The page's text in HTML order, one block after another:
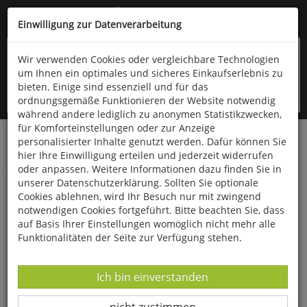
Kompletten Head der Seite überspringen
oder (06766) 9323-960
Startseite Bücher Downloads
Zeitschriften
Der Falke
Mediterranes Flair in der Schweiz
Einwilligung zur Datenverarbeitung
Wir verwenden Cookies oder vergleichbare Technologien
um Ihnen ein optimales und sicheres Einkaufserlebnis zu
bieten. Einige sind essenziell und für das
ordnungsgemäße Funktionieren der Website notwendig
während andere lediglich zu anonymen Statistikzwecken,
für Komforteinstellungen oder zur Anzeige
personalisierter Inhalte genutzt werden. Dafür können Sie
hier Ihre Einwilligung erteilen und jederzeit widerrufen
oder anpassen. Weitere Informationen dazu finden Sie in
unserer Datenschutzerklärung. Sollten Sie optionale
Cookies ablehnen, wird Ihr Besuch nur mit zwingend
notwendigen Cookies fortgeführt. Bitte beachten Sie, dass
auf Basis Ihrer Einstellungen womöglich nicht mehr alle
Funktionalitäten der Seite zur Verfügung stehen.
Datenverarbeitung -
Ich bin einverstanden